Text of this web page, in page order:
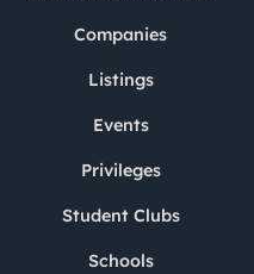
Companies
Listings
Events
Privileges
Student Clubs
Schools